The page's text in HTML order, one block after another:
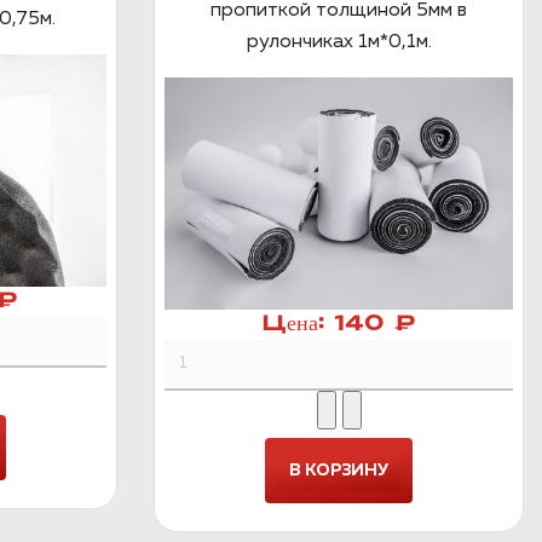
пропиткой толщиной 5мм в
рулончиках 1м*0,1м.
Цена: 140 ₽